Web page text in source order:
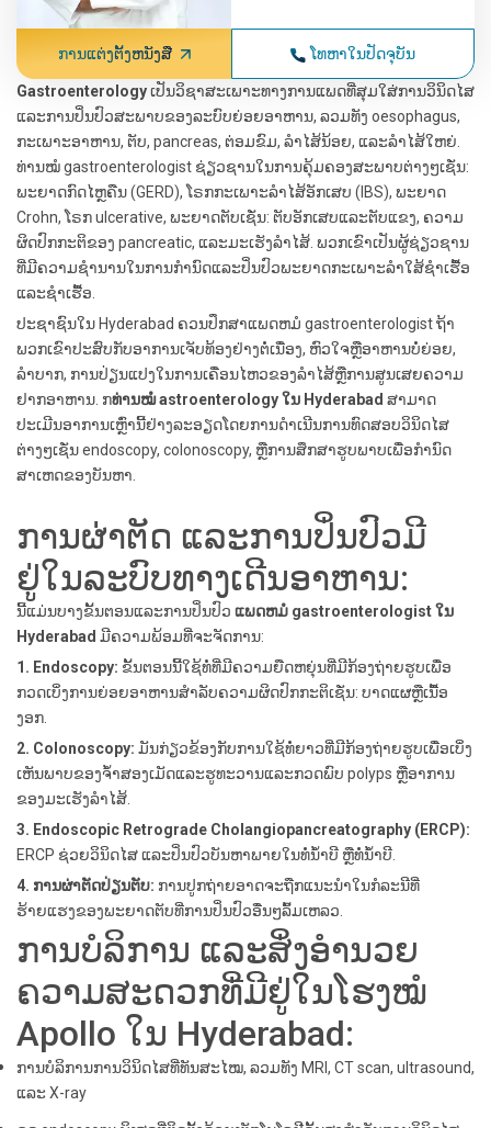
ການແຕ່ງຕັ້ງຫນັງສື ໂທຫາໃນປັດຈຸບັນ
Gastroenterologyເປັນວິຊາສະເພາະທາງການແພດທີ່ສຸມໃສ່ການວິນິດໄສ
ແລະການປິ່ນປົວສະພາບຂອງລະບົບຍ່ອຍອາຫານ, ລວມທັງ oesophagus,
ກະເພາະອາຫານ, ຕັບ, pancreas, ຕ່ອມຂົມ, ລໍາໄສ້ນ້ອຍ, ແລະລໍາໄສ້ໃຫຍ່.
ທ່ານໝໍ gastroenterologist ຊ່ຽວຊານໃນການຄຸ້ມຄອງສະພາບຕ່າງໆເຊັ່ນ:
ພະຍາດກົດໄຫຼຄືນ (GERD), ໂຣກກະເພາະລໍາໄສ້ອັກເສບ (IBS), ພະຍາດ
Crohn, ໂຣກ ulcerative, ພະຍາດຕັບເຊັ່ນ: ຕັບອັກເສບແລະຕັບແຂງ, ​​ຄວາມ
ຜິດປົກກະຕິຂອງ pancreatic, ແລະມະເຮັງລໍາໄສ້. ພວກເຂົາເປັນຜູ້ຊ່ຽວຊານ
ທີ່ມີຄວາມຊໍານານໃນການກໍານົດແລະປິ່ນປົວພະຍາດກະເພາະລໍາໃສ້ຊໍາເຮື້ອ
ແລະຊໍາເຮື້ອ.
ປະຊາຊົນໃນ Hyderabad ຄວນປຶກສາແພດຫມໍ gastroenterologist ຖ້າ
ພວກເຂົາປະສົບກັບອາການເຈັບທ້ອງຢ່າງຕໍ່ເນື່ອງ, ຫົວໃຈຫຼືອາຫານບໍ່ຍ່ອຍ,
ລໍາບາກ, ການປ່ຽນແປງໃນການເຄື່ອນໄຫວຂອງລໍາໄສ້ຫຼືການສູນເສຍຄວາມ
ຢາກອາຫານ. ກທ່ານໝໍ astroenterology ໃນ Hyderabad ສາມາດ
ປະເມີນອາການເຫຼົ່ານີ້ຢ່າງລະອຽດໂດຍການດໍາເນີນການທົດສອບວິນິດໄສ
ຕ່າງໆເຊັ່ນ endoscopy, colonoscopy, ຫຼືການສຶກສາຮູບພາບເພື່ອກໍານົດ
ສາເຫດຂອງບັນຫາ.
ການຜ່າຕັດ ແລະການປິ່ນປົວມີ
ຢູ່ໃນລະບົບທາງເດີນອາຫານ:
ນີ້ແມ່ນບາງຂັ້ນຕອນແລະການປິ່ນປົວ ແພດຫມໍ gastroenterologist ໃນ
Hyderabad ມີ​ຄວາມ​ພ້ອມ​ທີ່​ຈະ​ຈັດ​ການ​:
1. Endoscopy: ຂັ້ນຕອນນີ້ໃຊ້ທໍ່ທີ່ມີຄວາມຍືດຫຍຸ່ນທີ່ມີກ້ອງຖ່າຍຮູບເພື່ອ
ກວດເບິ່ງການຍ່ອຍອາຫານສໍາລັບຄວາມຜິດປົກກະຕິເຊັ່ນ: ບາດແຜຫຼືເນື້ອ
ງອກ.
2. Colonoscopy: ມັນກ່ຽວຂ້ອງກັບການໃຊ້ທໍ່ຍາວທີ່ມີກ້ອງຖ່າຍຮູບເພື່ອເບິ່ງ
ເຫັນພາບຂອງຈໍ້າສອງເມັດແລະຮູທະວານແລະກວດພົບ polyps ຫຼືອາການ
ຂອງມະເຮັງລໍາໄສ້.
3. Endoscopic Retrograde Cholangiopancreatography (ERCP):
ERCP ຊ່ວຍວິນິດໄສ ແລະປິ່ນປົວບັນຫາພາຍໃນທໍ່ນໍ້າບີ ຫຼືທໍ່ນໍ້າບີ.
4. ການຜ່າຕັດປ່ຽນຕັບ: ການປູກຖ່າຍອາດຈະຖືກແນະນໍາໃນກໍລະນີທີ່
ຮ້າຍແຮງຂອງພະຍາດຕັບທີ່ການປິ່ນປົວອື່ນໆລົ້ມເຫລວ.
ການບໍລິການ ແລະສິ່ງອໍານວຍ
ຄວາມສະດວກທີ່ມີຢູ່ໃນໂຮງໝໍ
Apollo ໃນ Hyderabad:
ການບໍລິການການວິນິດໄສທີ່ທັນສະໄໝ, ລວມທັງ MRI, CT scan, ultrasound,
ແລະ X-ray